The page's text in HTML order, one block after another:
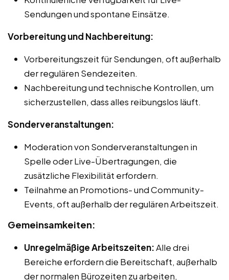
Sendungen und spontane Einsätze.
Vorbereitung und Nachbereitung:
Vorbereitungszeit für Sendungen, oft außerhalb
der regulären Sendezeiten.
Nachbereitung und technische Kontrollen, um
sicherzustellen, dass alles reibungslos läuft.
Sonderveranstaltungen:
Moderation von Sonderveranstaltungen in
Spelle oder Live-Übertragungen, die
zusätzliche Flexibilität erfordern.
Teilnahme an Promotions- und Community-
Events, oft außerhalb der regulären Arbeitszeit.
Gemeinsamkeiten:
Unregelmäßige Arbeitszeiten:Alle drei
Bereiche erfordern die Bereitschaft, außerhalb
der normalen Bürozeiten zu arbeiten,